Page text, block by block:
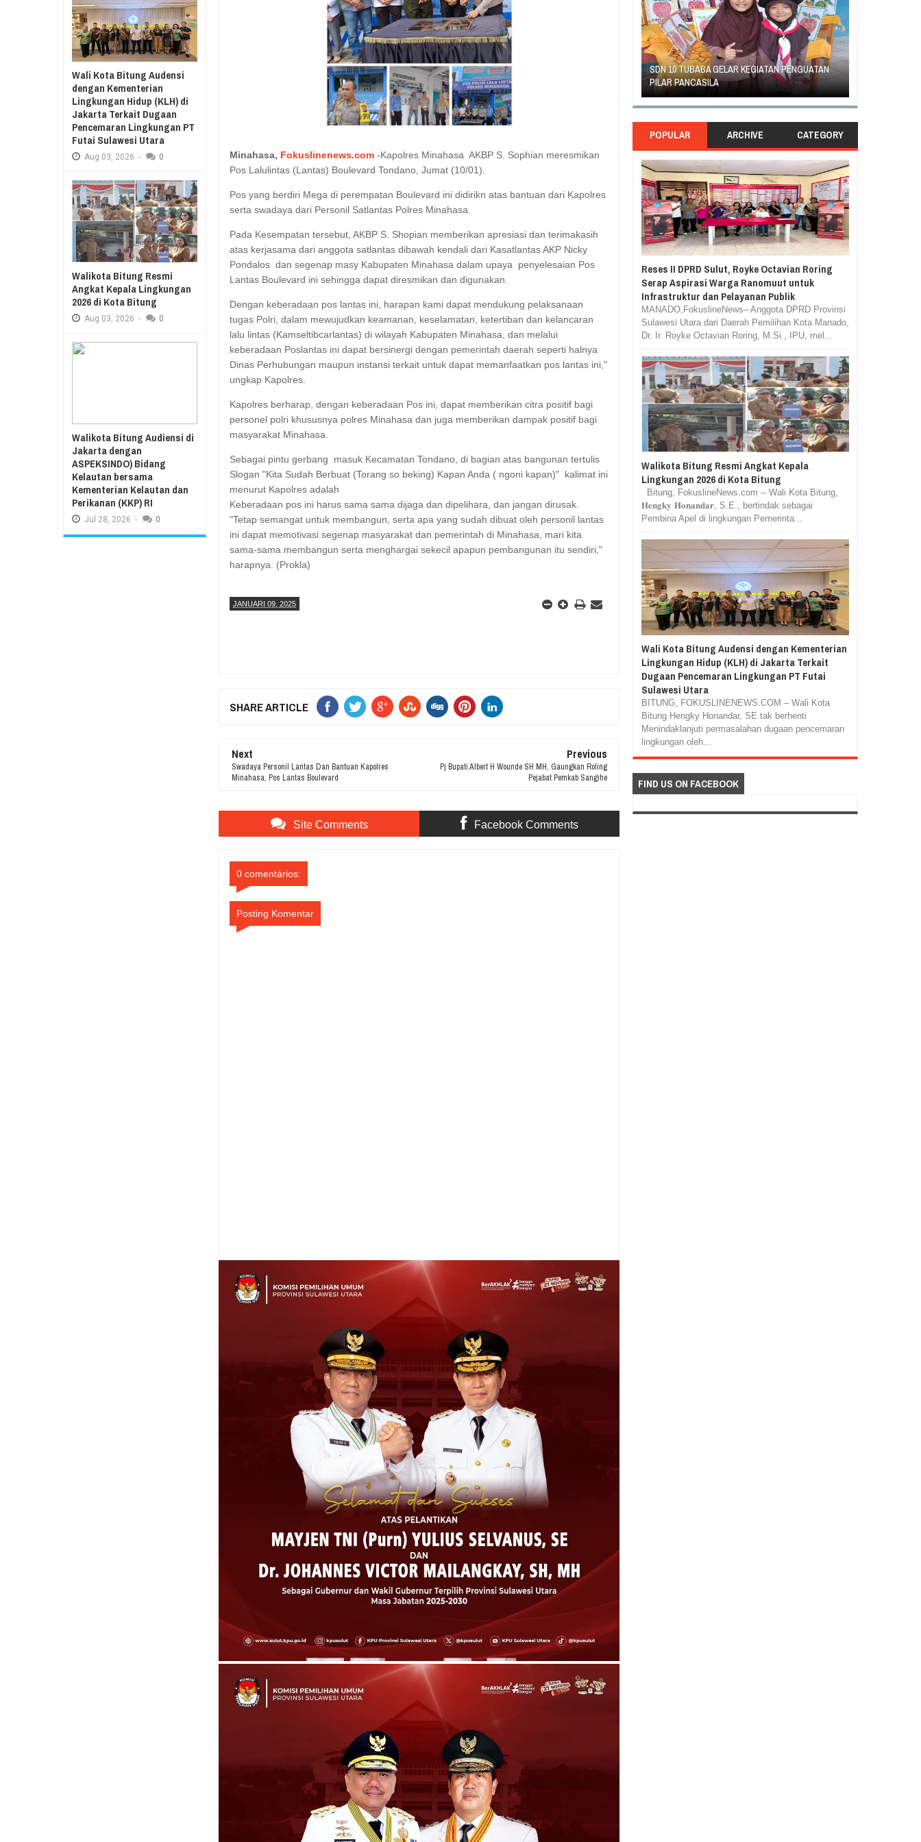
Aug
RESES II 2026, EUGENIE MANTIRI SERAP ASPIRASI WARGA MANEMBO-NEMBO
Aug
Minahasa, Fokuslinenews.com -Kapolres Minahasa AKBP S. Sophian meresmikan
Pos Lalulintas (Lantas) Boulevard Tondano, Jumat (10/01).
Pos yang berdiri Mega di perempatan Boulevard ini didirikn atas bantuan dari Kapolres
serta swadaya dari Personil Satlantas Polres Minahasa.
Pada Kesempatan tersebut, AKBP S. Shopian memberikan apresiasi dan terimakasih
atas kerjasama dari anggota satlantas dibawah kendali dari Kasatlantas AKP Nicky
Pondalos dan segenap masy Kabupaten Minahasa dalam upaya penyelesaian Pos
Lantas Boulevard ini sehingga dapat diresmikan dan digunakan.
Dengan keberadaan pos lantas ini, harapan kami dapat mendukung pelaksanaan
tugas Polri, dalam mewujudkan keamanan, keselamatan, ketertiban dan kelancaran
lalu lintas (Kamseltibcarlantas) di wilayah Kabupaten Minahasa, dan melalui
keberadaan Poslantas ini dapat bersinergi dengan pemerintah daerah seperti halnya
Dinas Perhubungan maupun instansi terkait untuk dapat memanfaatkan pos lantas ini,"
ungkap Kapolres.
Kapolres berharap, dengan keberadaan Pos ini, dapat memberikan citra positif bagi
personel polri khususnya polres Minahasa dan juga memberikan dampak positif bagi
masyarakat Minahasa.
Sebagai pintu gerbang masuk Kecamatan Tondano, di bagian atas bangunan tertulis
Slogan "Kita Sudah Berbuat (Torang so beking) Kapan Anda ( ngoni kapan)" kalimat ini
menurut Kapolres adalah
Keberadaan pos ini harus sama sama dijaga dan dipelihara, dan jangan dirusak.
"Tetap semangat untuk membangun, serta apa yang sudah dibuat oleh personil lantas
ini dapat memotivasi segenap masyarakat dan pemerintah di Minahasa, mari kita
sama-sama membangun serta menghargai sekecil apapun pembangunan itu sendiri,"
harapnya. (Prokla)
JANUARI 09, 2025
SHARE ARTICLE
Next
Swadaya Personil Lantas Dan Bantuan Kapolres
Minahasa, Pos Lantas Boulevard
Previous
Pj Bupati Albert H Wounde SH MH, Gaungkan Roling
Pejabat Pemkab Sangihe
Site Comments Facebook Comments
0 comentários:
Posting Komentar
Wali Kota Bitung Audensi
dengan Kementerian
Lingkungan Hidup (KLH) di
Jakarta Terkait Dugaan
Pencemaran Lingkungan PT
Futai Sulawesi Utara
Aug 03, 2026 - 0
Walikota Bitung Resmi
Angkat Kepala Lingkungan
2026 di Kota Bitung
Aug 03, 2026 - 0
Walikota Bitung Audiensi di
Jakarta dengan
ASPEKSINDO) Bidang
Kelautan bersama
Kementerian Kelautan dan
Perikanan (KKP) RI
Jul 28, 2026 - 0
SAMBUT HUT KE-78 TAHUN RI, SD GMIM 5
MANADO GELAR JALAN SEHAT PROGRAM
KURIKULUM MERDEKA BELAJAR
SDN 10 TUBABA GELAR KEGIATAN PENGUATAN
PILAR PANCASILA
POPULAR ARCHIVE CATEGORY
Reses II DPRD Sulut, Royke Octavian Roring
Serap Aspirasi Warga Ranomuut untuk
Infrastruktur dan Pelayanan Publik
MANADO,FokuslineNews– Anggota DPRD Provinsi
Sulawesi Utara dari Daerah Pemilihan Kota Manado,
Dr. Ir. Royke Octavian Roring, M.Si., IPU, mel...
Walikota Bitung Resmi Angkat Kepala
Lingkungan 2026 di Kota Bitung
Bitung, FokuslineNews.com -- Wali Kota Bitung,
𝐇𝐞𝐧𝐠𝐤𝐲 𝐇𝐨𝐧𝐚𝐧𝐝𝐚𝐫, S.E., bertindak sebagai
Pembina Apel di lingkungan Pemerinta...
Wali Kota Bitung Audensi dengan Kementerian
Lingkungan Hidup (KLH) di Jakarta Terkait
Dugaan Pencemaran Lingkungan PT Futai
Sulawesi Utara
BITUNG, FOKUSLINENEWS.COM – Wali Kota
Bitung Hengky Honandar, SE tak berhenti
Menindaklanjuti permasalahan dugaan pencemaran
lingkungan oleh...
FIND US ON FACEBOOK